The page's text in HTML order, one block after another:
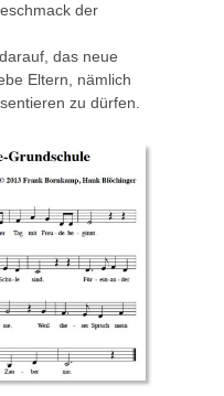
der
das neue
Eltern, nämlich
zu dürfen.